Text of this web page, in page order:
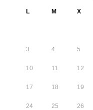
L M X
3 4 5
10 11 12
17 18 19
24 25 26